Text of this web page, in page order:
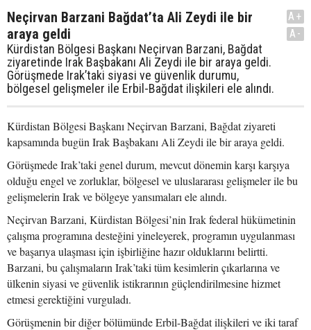
Neçirvan Barzani Bağdat’ta Ali Zeydi ile bir
araya geldi
Kürdistan Bölgesi Başkanı Neçirvan Barzani, Bağdat
ziyaretinde Irak Başbakanı Ali Zeydi ile bir araya geldi.
Görüşmede Irak’taki siyasi ve güvenlik durumu,
bölgesel gelişmeler ile Erbil-Bağdat ilişkileri ele alındı.
A+
A-
Kürdistan Bölgesi Başkanı Neçirvan Barzani, Bağdat ziyareti
kapsamında bugün Irak Başbakanı Ali Zeydi ile bir araya geldi.
Görüşmede Irak’taki genel durum, mevcut dönemin karşı karşıya
olduğu engel ve zorluklar, bölgesel ve uluslararası gelişmeler ile bu
gelişmelerin Irak ve bölgeye yansımaları ele alındı.
Neçirvan Barzani, Kürdistan Bölgesi’nin Irak federal hükümetinin
çalışma programına desteğini yineleyerek, programın uygulanması
ve başarıya ulaşması için işbirliğine hazır olduklarını belirtti.
Barzani, bu çalışmaların Irak’taki tüm kesimlerin çıkarlarına ve
ülkenin siyasi ve güvenlik istikrarının güçlendirilmesine hizmet
etmesi gerektiğini vurguladı.
Görüşmenin bir diğer bölümünde Erbil-Bağdat ilişkileri ve iki taraf